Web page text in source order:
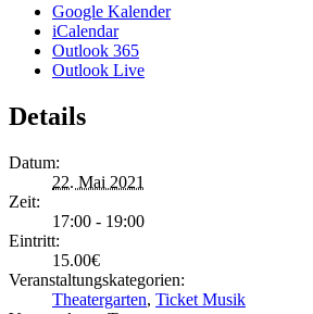
Google Kalender
iCalendar
Outlook 365
Outlook Live
Details
Datum:
22. Mai 2021
Zeit:
17:00 - 19:00
Eintritt:
15.00€
Veranstaltungskategorien:
Theatergarten, Ticket Musik